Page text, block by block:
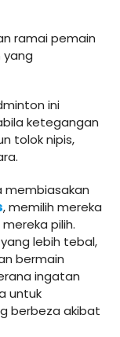
ramai pemain
yang
ini
ketegangan
tolok nipis,
membiasakan
, memilih mereka
pilih.
lebih tebal,
bermain
ingatan
untuk
berbeza akibat